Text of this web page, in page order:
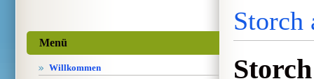
Menü
Willkommen
Storch